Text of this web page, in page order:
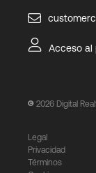
Acceso al
2026 Digital
Legal
Privacidad
Términos